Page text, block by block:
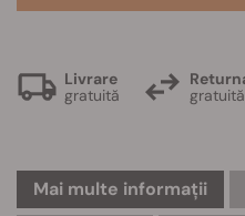
Livrare
gratuită
gratuită
Mai multe informații